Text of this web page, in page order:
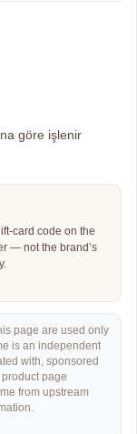
göre işlenir
card code on the
— not the brand’s
page are used only
is an independent
with, sponsored
page
from upstream